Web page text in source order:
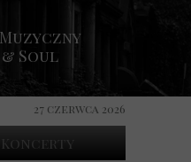
Soul
Koncerty
27 czerwca 2026